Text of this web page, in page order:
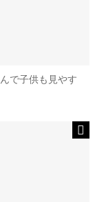
で子供も見やす